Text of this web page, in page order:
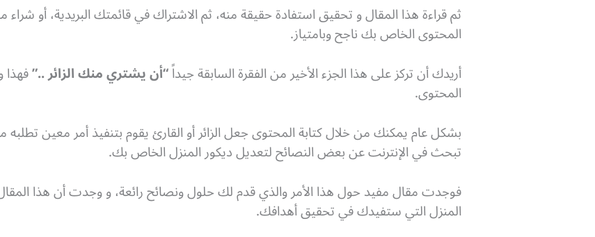
ثم قراءة هذا المقال و تحقيق استفادة حقيقة منه، ثم الاشتراك في قائمتك البريدية، أو
المحتوى الخاص بك ناجح وبامتياز.
أريدك أن تركز على هذا الجزء الأخير من الفقرة السابقة جيداً“أن يشتري منك الزائر ..”فهذا
المحتوى.
بشكل عام يمكنك من خلال كتابة المحتوى جعل الزائر أو القارئ يقوم بتنفيذ أمر معين
تبحث في الإنترنت عن بعض النصائح لتعديل ديكور المنزل الخاص بك.
فوجدت مقال مفيد حول هذا الأمر والذي قدم لك حلول ونصائح رائعة، و وجدت أن هذا
المنزل التي ستفيدك في تحقيق أهدافك.